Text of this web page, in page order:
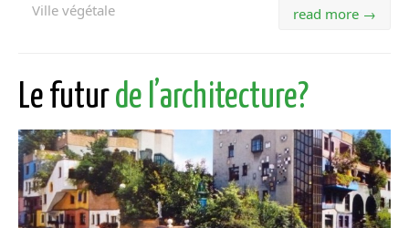
read more →
Ville végétale
Le futurde l’architecture?